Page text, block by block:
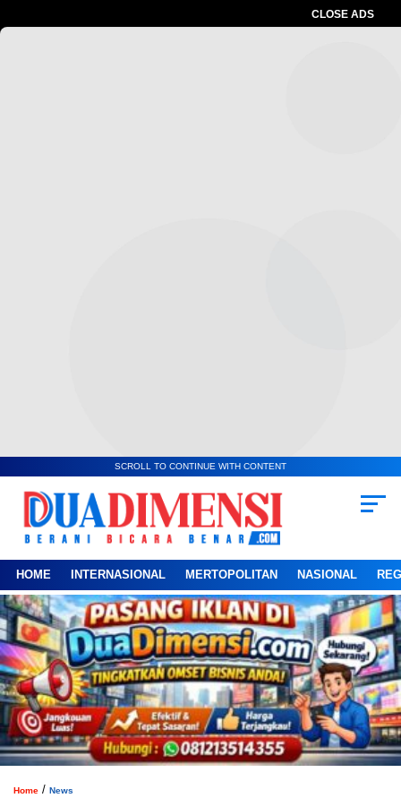
CLOSE ADS
SCROLL TO CONTINUE WITH CONTENT
HOME INTERNASIONAL MERTOPOLITAN NASIONAL
Home / News